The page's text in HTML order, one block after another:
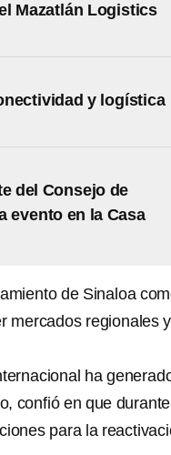
Mazatlán Logistics
y logística
del Consejo de
evento en la Casa
de Sinaloa
mercados regionales y
ha
confió en que
para la